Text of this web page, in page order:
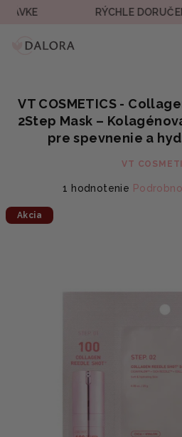
Prejsť
RÝCHLE DORUČENIE
VT COSMETICS -
2Step Mask –
pre spevnenie a
VT
Priemerné
1 hodnotenie
Akcia